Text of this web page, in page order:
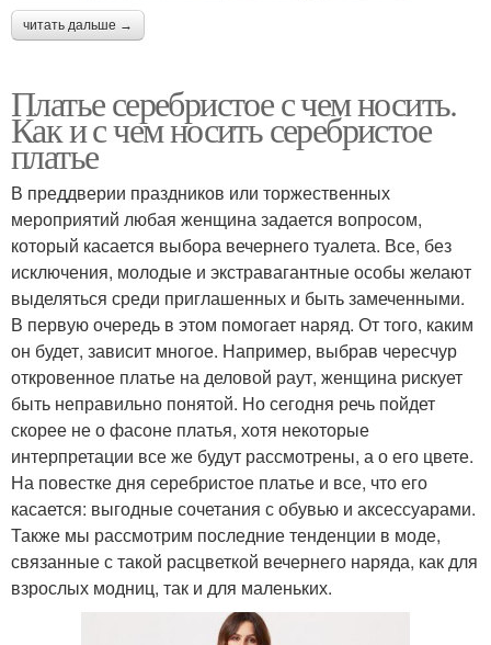
читать дальше →
Платье серебристое с чем носить.
Как и с чем носить серебристое
платье
В преддверии праздников или торжественных
мероприятий любая женщина задается вопросом,
который касается выбора вечернего туалета. Все, без
исключения, молодые и экстравагантные особы желают
выделяться среди приглашенных и быть замеченными.
В первую очередь в этом помогает наряд. От того, каким
он будет, зависит многое. Например, выбрав чересчур
откровенное платье на деловой раут, женщина рискует
быть неправильно понятой. Но сегодня речь пойдет
скорее не о фасоне платья, хотя некоторые
интерпретации все же будут рассмотрены, а о его цвете.
На повестке дня серебристое платье и все, что его
касается: выгодные сочетания с обувью и аксессуарами.
Также мы рассмотрим последние тенденции в моде,
связанные с такой расцветкой вечернего наряда, как для
взрослых модниц, так и для маленьких.